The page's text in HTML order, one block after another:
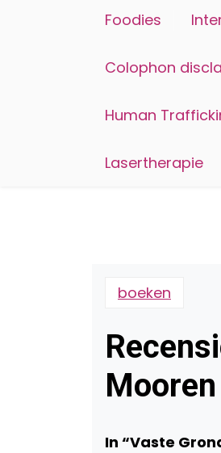
Foodies
Colophon
Human
Lasertherapie
boeken
Mooren
In “Vaste